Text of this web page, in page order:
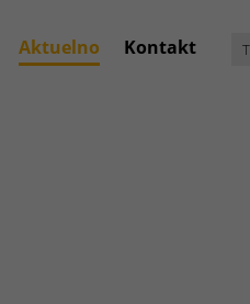
Aktuelno Kontakt